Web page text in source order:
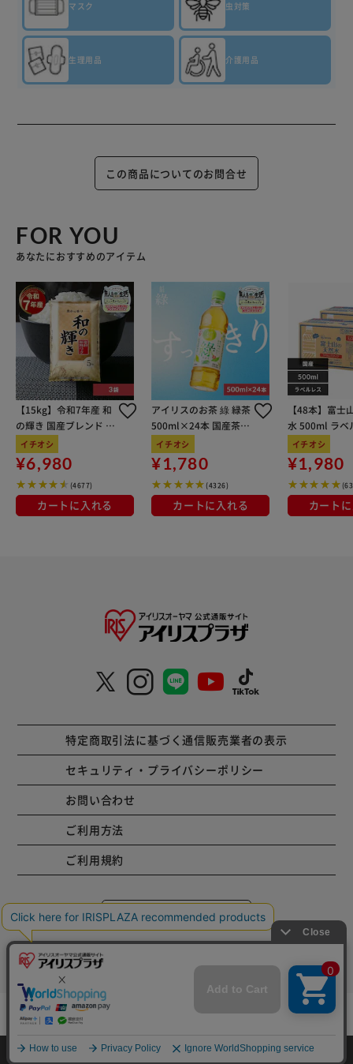
在庫切れ mail_outline入荷したらメールでお知らせ
マスク 虫対策
生理用品 介護用品
この商品についてのお問合せ
FOR YOU
あなたにおすすめのアイテム
【15kg】令和7年産 和
の輝き 国産ブレンド 5
kg×3袋
イチオシ
¥6,980
(4677)
カートに入れる
アイリスのお茶 綠 緑茶
500ml×24本 国産茶葉
100％使用
イチオシ
¥1,780
(4326)
カートに入れる
【48本】富士
水 500ml ラベ
イチオシ
¥1,980
カート
特定商取引法に基づく通信販売業者の表示
セキュリティ・プライバシーポリシー
お問い合わせ
ご利用方法
ご利用規約
コーポレートサイト
HOME 探す ログイン お気に入り お知らせ